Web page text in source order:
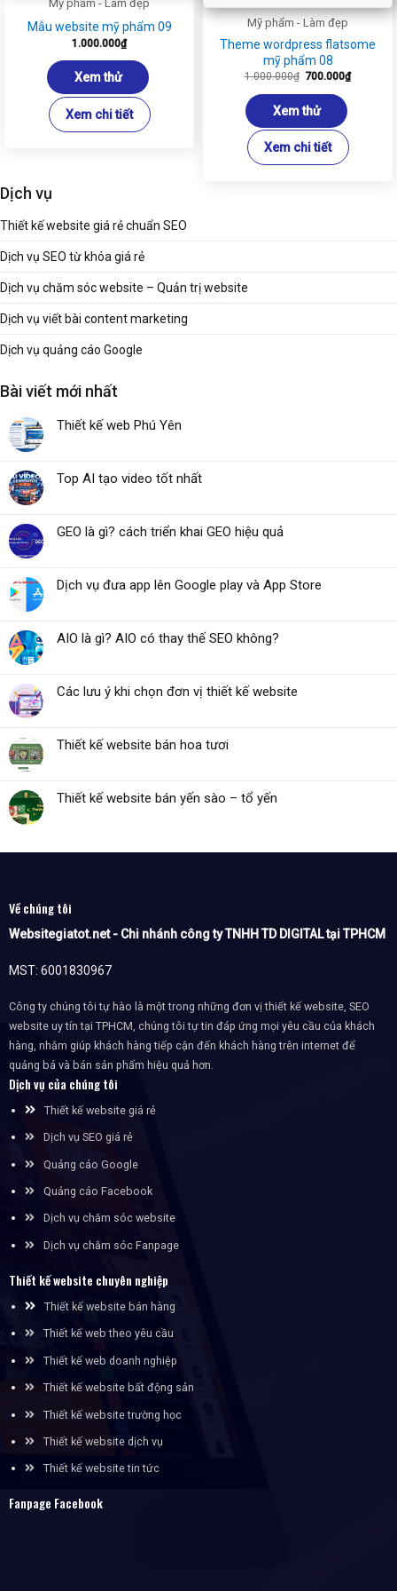
Mỹ phẩm - Làm đẹp
Mẫu website mỹ phẩm 09
1.000.000₫
Xem thử
Xem chi tiết
Mỹ phẩm - Làm đẹp
Theme wordpress flatsome
mỹ phẩm 08
1.000.000₫ Giá
là:
1.000.000₫.
700.000₫Giá
hiện
Xem thử
Xem chi tiết
Dịch vụ
Thiết kế website giá rẻ chuẩn SEO
Dịch vụ SEO từ khóa giá rẻ
Dịch vụ chăm sóc website – Quản trị website
Dịch vụ viết bài content marketing
Dịch vụ quảng cáo Google
Bài viết mới nhất
Thiết kế web Phú Yên
Top AI tạo video tốt nhất
GEO là gì? cách triển khai GEO hiệu quả
Dịch vụ đưa app lên Google play và App Store
AIO là gì? AIO có thay thế SEO không?
Các lưu ý khi chọn đơn vị thiết kế website
Thiết kế website bán hoa tươi
Thiết kế website bán yến sào – tổ yến
Về chúng tôi
Websitegiatot.net - Chi nhánh công ty TNHH TD DIGITAL tại TPHCM
MST: 6001830967
Công ty chúng tôi tự hào là một trong những đơn vị thiết kế website, SEO
website uy tín tại TPHCM, chúng tôi tự tin đáp ứng mọi yêu cầu của khách
hàng, nhằm giúp khách hàng tiếp cận đến khách hàng trên internet để
quảng bá và bán sản phẩm hiệu quả hơn.
Dịch vụ của chúng tôi
Thiết kế website giá rẻ
Dịch vụ SEO giá rẻ
Quảng cáo Google
Quảng cáo Facebook
Dịch vụ chăm sóc website
Dịch vụ chăm sóc Fanpage
Thiết kế website chuyên nghiệp
Thiết kế website bán hàng
Thiết kế web theo yêu cầu
Thiết kế web doanh nghiệp
Thiết kế website bất động sản
Thiết kế website trường học
Thiết kế website dịch vụ
Thiết kế website tin tức
Fanpage Facebook